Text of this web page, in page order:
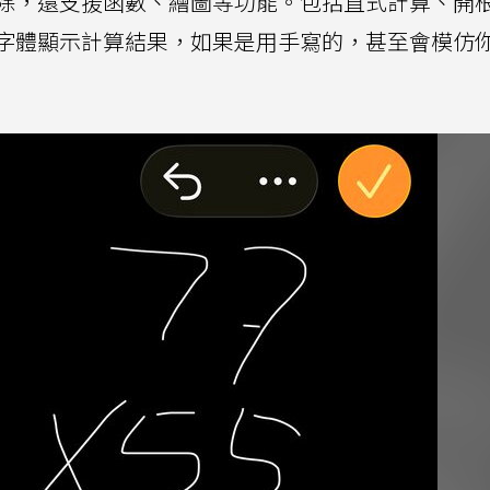
體顯示計算結果，如果是用手寫的，甚至會模仿